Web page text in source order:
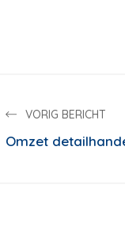
VORIG BERICHT
Omzet